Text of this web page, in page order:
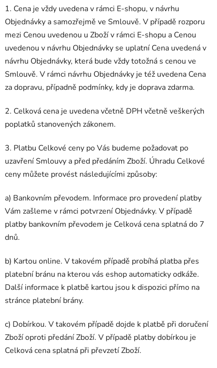
1. Cena je vždy uvedena v rámci E-shopu, v návrhu
Objednávky a samozřejmě ve Smlouvě. V případě rozporu
mezi Cenou uvedenou u Zboží v rámci E-shopu a Cenou
uvedenou v návrhu Objednávky se uplatní Cena uvedená v
návrhu Objednávky, která bude vždy totožná s cenou ve
Smlouvě. V rámci návrhu Objednávky je též uvedena Cena
za dopravu, případně podmínky, kdy je doprava zdarma.
2. Celková cena je uvedena včetně DPH včetně veškerých
poplatků stanovených zákonem.
3. Platbu Celkové ceny po Vás budeme požadovat po
uzavření Smlouvy a před předáním Zboží. Úhradu Celkové
ceny můžete provést následujícími způsoby:
a) Bankovním převodem. Informace pro provedení platby
Vám zašleme v rámci potvrzení Objednávky. V případě
platby bankovním převodem je Celková cena splatná do 7
dnů.
b) Kartou online. V takovém případě probíhá platba přes
platební bránu na kterou vás eshop automaticky odkáže.
Další informace k platbě kartou jsou k dispozici přímo na
stránce platební brány.
c) Dobírkou. V takovém případě dojde k platbě při doručení
Zboží oproti předání Zboží. V případě platby dobírkou je
Celková cena splatná při převzetí Zboží.